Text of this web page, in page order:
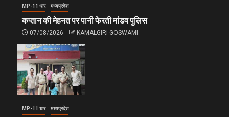
MP-11 धार मध्यप्रदेश
कप्तान की मेहनत पर पानी फेरती मांडव पुलिस
07/08/2026 KAMALGIRI GOSWAMI
MP-11 धार मध्यप्रदेश